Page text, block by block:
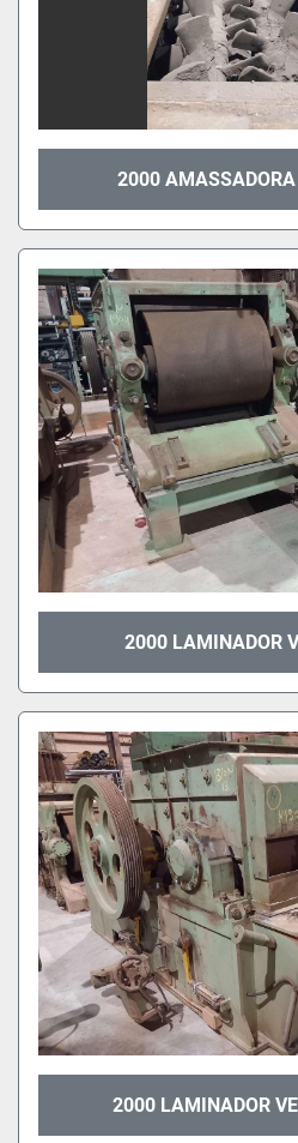
2000 AMASSADORA
2000 LAMINADOR
2000 LAMINADOR